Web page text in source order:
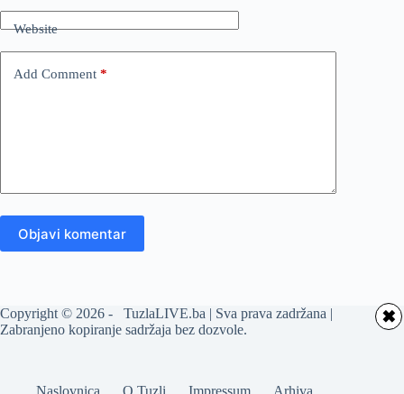
Website
Add Comment *
Objavi komentar
Copyright © 2026 - TuzlaLIVE.ba | Sva prava zadržana |
Zabranjeno kopiranje sadržaja bez dozvole.
✖